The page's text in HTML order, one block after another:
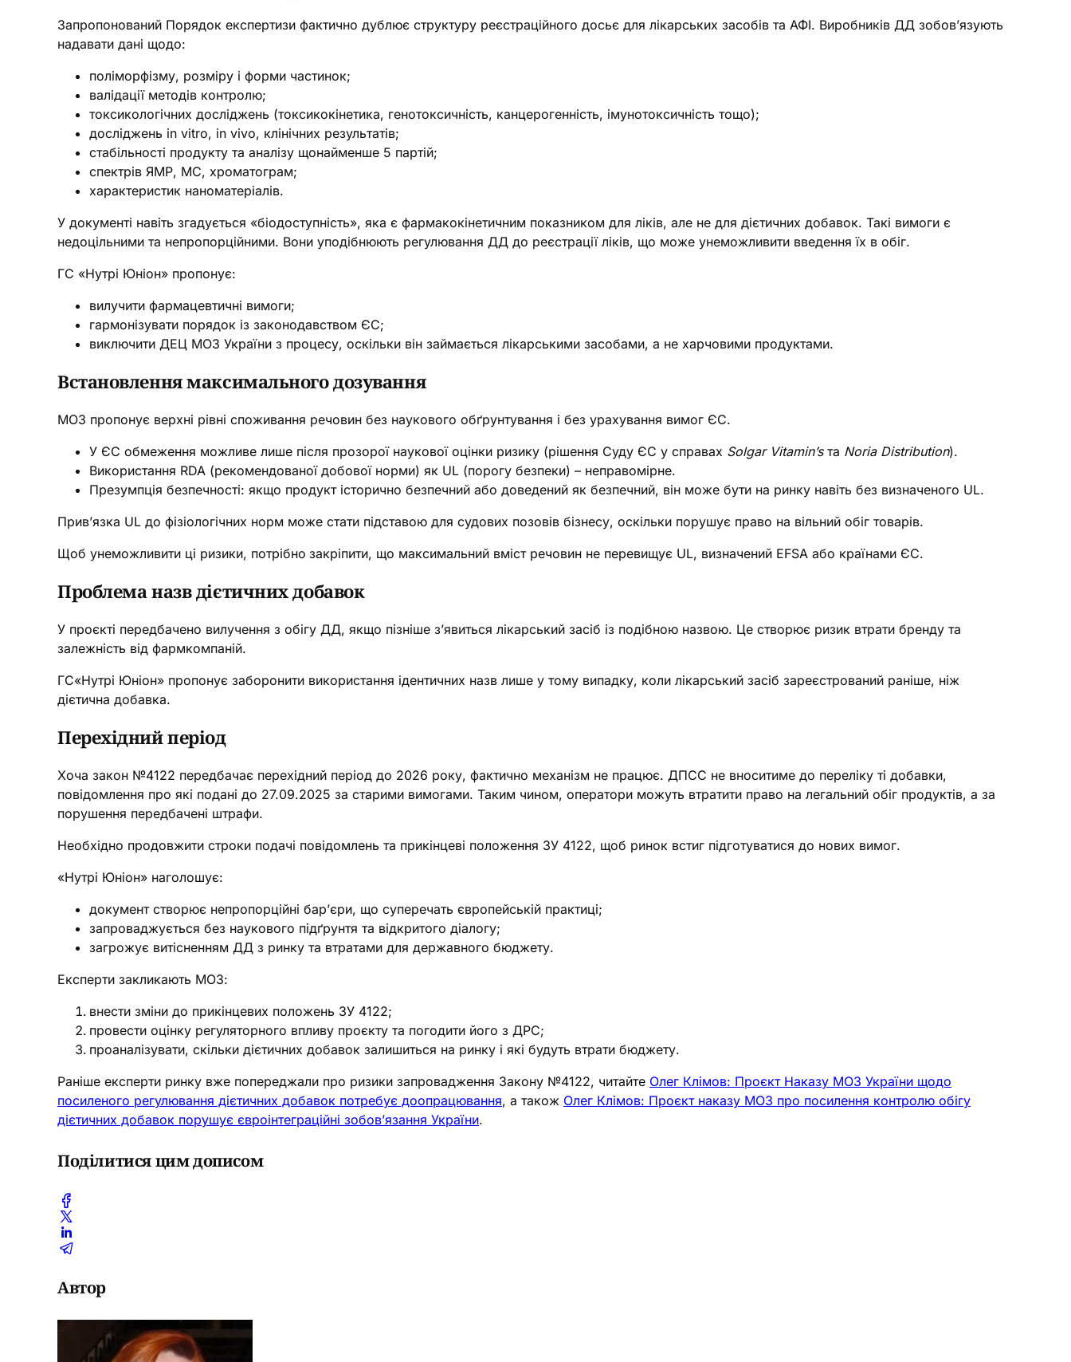
Запропонований Порядок експертизи фактично дублює структуру реєстраційного досьє для лікарських засобів та АФІ. Виробників ДД зобов’язують
надавати дані щодо:
поліморфізму, розміру і форми частинок;
валідації методів контролю;
токсикологічних досліджень (токсикокінетика, генотоксичність, канцерогенність, імунотоксичність тощо);
досліджень in vitro, in vivo, клінічних результатів;
стабільності продукту та аналізу щонайменше 5 партій;
спектрів ЯМР, МС, хроматограм;
характеристик наноматеріалів.
У документі навіть згадується «біодоступність», яка є фармакокінетичним показником для ліків, але не для дієтичних добавок. Такі вимоги є
недоцільними та непропорційними. Вони уподібнюють регулювання ДД до реєстрації ліків, що може унеможливити введення їх в обіг.
ГС «Нутрі Юніон» пропонує:
вилучити фармацевтичні вимоги;
гармонізувати порядок із законодавством ЄС;
виключити ДЕЦ МОЗ України з процесу, оскільки він займається лікарськими засобами, а не харчовими продуктами.
Встановлення максимального дозування
МОЗ пропонує верхні рівні споживання речовин без наукового обґрунтування і без урахування вимог ЄС.
У ЄС обмеження можливе лише після прозорої наукової оцінки ризику (рішення Суду ЄС у справах Solgar Vitamin’sта Noria Distribution).
Використання RDA (рекомендованої добової норми) як UL (порогу безпеки) – неправомірне.
Презумпція безпечності: якщо продукт історично безпечний або доведений як безпечний, він може бути на ринку навіть без визначеного UL.
Прив’язка UL до фізіологічних норм може стати підставою для судових позовів бізнесу, оскільки порушує право на вільний обіг товарів.
Щоб унеможливити ці ризики, потрібно закріпити, що максимальний вміст речовин не перевищує UL, визначений EFSA або країнами ЄС.
Проблема назв дієтичних добавок
У проєкті передбачено вилучення з обігу ДД, якщо пізніше з’явиться лікарський засіб із подібною назвою. Це створює ризик втрати бренду та
залежність від фармкомпаній.
ГС«Нутрі Юніон» пропонує заборонити використання ідентичних назв лише у тому випадку, коли лікарський засіб зареєстрований раніше, ніж
дієтична добавка.
Перехідний період
Хоча закон №4122 передбачає перехідний період до 2026 року, фактично механізм не працює. ДПСС не вноситиме до переліку ті добавки,
повідомлення про які подані до 27.09.2025 за старими вимогами. Таким чином, оператори можуть втратити право на легальний обіг продуктів, а за
порушення передбачені штрафи.
Необхідно продовжити строки подачі повідомлень та прикінцеві положення ЗУ 4122, щоб ринок встиг підготуватися до нових вимог.
«Нутрі Юніон» наголошує:
документ створює непропорційні бар’єри, що суперечать європейській практиці;
запроваджується без наукового підґрунтя та відкритого діалогу;
загрожує витісненням ДД з ринку та втратами для державного бюджету.
Експерти закликають МОЗ:
внести зміни до прикінцевих положень ЗУ 4122;
провести оцінку регуляторного впливу проєкту та погодити його з ДРС;
проаналізувати, скільки дієтичних добавок залишиться на ринку і які будуть втрати бюджету.
Раніше експерти ринку вже попереджали про ризики запровадження Закону №4122, читайте Олег Клімов: Проєкт Наказу МОЗ України щодо
посиленого регулювання дієтичних добавок потребує доопрацювання, а також Олег Клімов: Проєкт наказу МОЗ про посилення контролю обігу
дієтичних добавок порушує євроінтеграційні зобов’язання України.
Поділитися цим дописом
Автор